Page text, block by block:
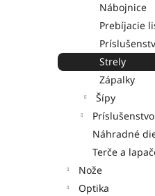
Nábojnice
Prebíjacie
Strely
Zápalky
Šípy
Príslušenstvo
Náhradné
Terče a
Nože
Optika